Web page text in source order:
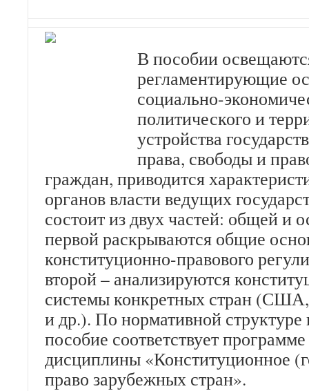
В пособии
регламентирующие
социально-
политического и
устройства
права, свободы и
граждан, приводится
органов власти ведущих
состоит из двух частей: общей и
первой раскрываются общие
конституционно-правового
второй – анализируются
системы конкретных стран
и др.). По нормативной
пособие соответствует
дисциплины «Конституционное
право зарубежных стран».